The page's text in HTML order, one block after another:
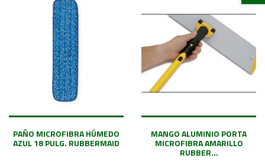
PAÑO MICROFIBRA HÚMEDO
AZUL 18 PULG. RUBBERMAID
MANGO ALUMINIO PORTA
MICROFIBRA AMARILLO
RUBBER...